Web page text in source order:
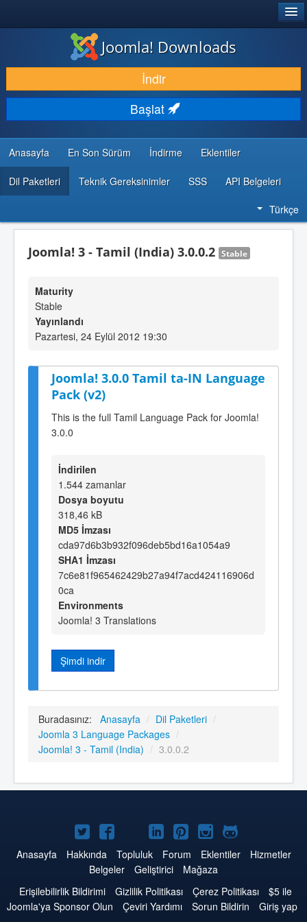
İNDIR & GENIŞLET
KEŞFET & ÖĞREN
TOPLULUK & DESTEK
GELIŞTIRICI KAYNAKLARI
Joomla! Downloads
İndir
Başlat
Anasayfa En Son Sürüm İndirme Eklentiler
Dil Paketleri Teknik Gereksinimler SSS API Belgeleri
Türkçe
Joomla! 3 - Tamil (India) 3.0.0.2 Stable
Maturity
Stable
Yayınlandı
Pazartesi, 24 Eylül 2012 19:30
Joomla! 3.0.0 Tamil ta-IN Language
Pack (v2)
This is the full Tamil Language Pack for Joomla!
3.0.0
İndirilen
1.544 zamanlar
Dosya boyutu
318,46 kB
MD5 İmzası
cda97d6b3b932f096deb5bd16a1054a9
SHA1 İmzası
7c6e81f965462429b27a94f7acd424116906d
0ca
Environments
Joomla! 3 Translations
Şimdi indir
Buradasınız: Anasayfa / Dil Paketleri /
Joomla 3 Language Packages /
Joomla! 3 - Tamil (India) / 3.0.0.2
Twitter'da
Joomla
Facebook'da
Joomla
YouTube'da
Joomla
LinkedIn'de
Joomla
Pinterest'de
Joomla
Instagram'da
Joomla
GitHub'da
Joomla
Anasayfa Hakkında Topluluk Forum Eklentiler
Hizmetler
Belgeler
Geliştirici
Mağaza
Erişilebilirlik Bildirimi
Gizlilik Politikası Çerez Politikası
$5 ile
Joomla'ya Sponsor Olun
Çeviri Yardımı Sorun Bildirin
Giriş yap